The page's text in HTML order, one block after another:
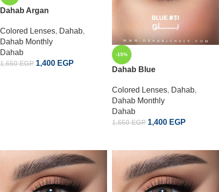
Dahab Argan
Colored Lenses, Dahab,
Dahab Monthly
Dahab
1,650EGP 1,400 EGP
-15%
Dahab Blue
Colored Lenses, Dahab,
Dahab Monthly
Dahab
1,650EGP 1,400 EGP